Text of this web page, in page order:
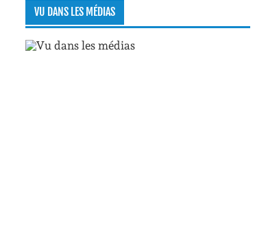
VU DANS LES MÉDIAS